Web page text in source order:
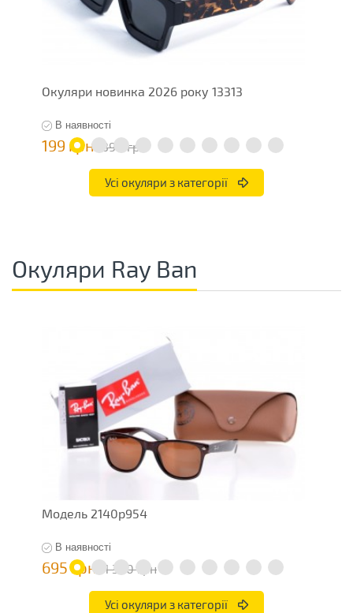
Окуляри новинка 2026 року 13313
В наявності
199 грн 398 грн
Усі окуляри з категорії
Окуляри Ray Ban
Модель 2140p954
В наявності
695 грн 1 390 грн
Усі окуляри з категорії